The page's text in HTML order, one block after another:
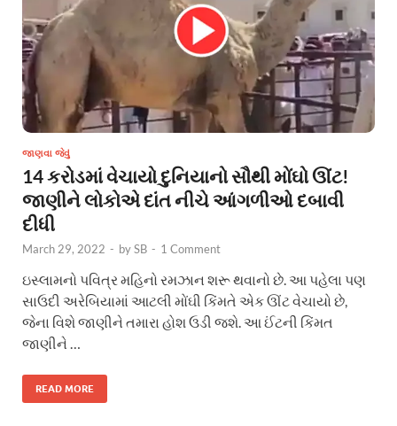
જાણવા જેવું
14 કરોડમાં વેચાયો દુનિયાનો સૌથી મોંઘો ઊંટ!
જાણીને લોકોએ દાંત નીચે આંગળીઓ દબાવી
દીધી
March 29, 2022 - bySB - 1 Comment
ઇસ્લામનો પવિત્ર મહિનો રમઝાન શરૂ થવાનો છે. આ પહેલા પણ
સાઉદી અરેબિયામાં આટલી મોંઘી કિંમતે એક ઊંટ વેચાયો છે,
જેના વિશે જાણીને તમારા હોશ ઉડી જશે. આ ઈંટની કિંમત
જાણીને …
READ MORE